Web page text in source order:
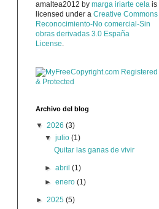
amaltea2012 by marga iriarte cela is
licensed under a Creative Commons
Reconocimiento-No comercial-Sin
obras derivadas 3.0 España
License.
Archivo del blog
▼ 2026 (3)
▼julio(1)
Quitar las ganas de vivir
►abril(1)
►enero(1)
► 2025 (5)